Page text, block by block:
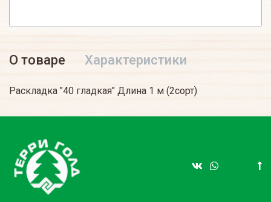
О товаре Характеристики
Раскладка "40 гладкая" Длина 1 м (2сорт)